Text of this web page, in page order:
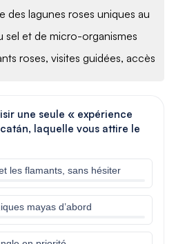
des lagunes roses uniques au
sel et de micro-organismes
roses, visites guidées, accès
une seule « expérience
laquelle vous attire le
les flamants, sans hésiter
mayas d’abord